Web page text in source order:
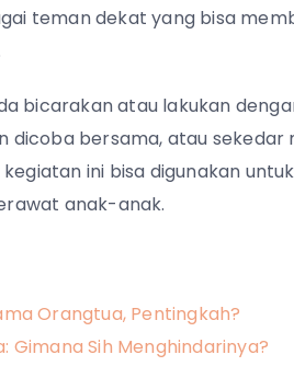
teman dekat yang bisa
bicarakan atau lakukan
dicoba bersama, atau
ini bisa digunakan
anak-anak.
Orangtua, Pentingkah?
Gimana Sih Menghindarinya?